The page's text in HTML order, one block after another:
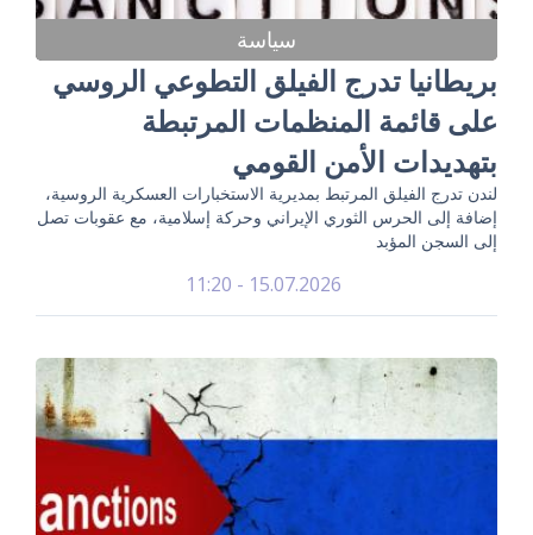
سياسة
بريطانيا تدرج الفيلق التطوعي الروسي
على قائمة المنظمات المرتبطة
بتهديدات الأمن القومي
لندن تدرج الفيلق المرتبط بمديرية الاستخبارات العسكرية الروسية،
إضافة إلى الحرس الثوري الإيراني وحركة إسلامية، مع عقوبات تصل
إلى السجن المؤبد
15.07.2026 - 11:20